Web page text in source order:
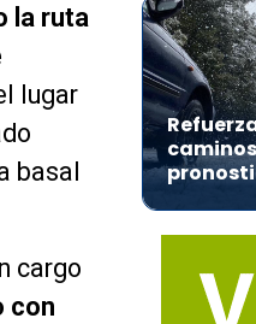
la ruta
lugar
basal
cargo
con